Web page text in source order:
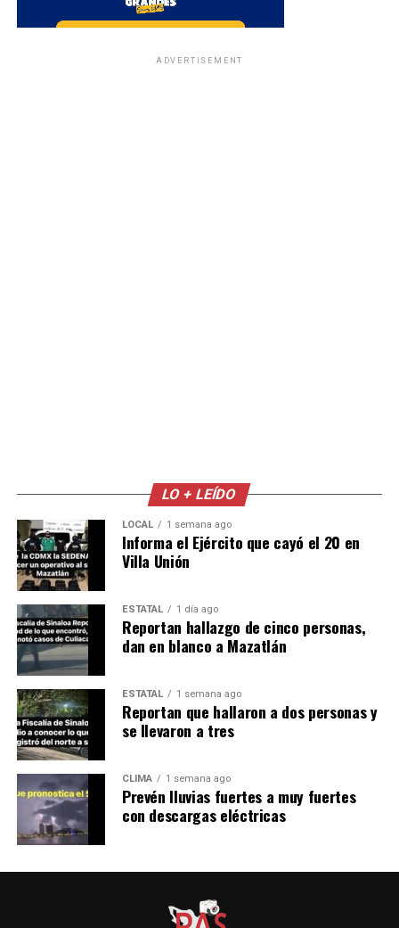
ADVERTISEMENT
LO + LEÍDO
LOCAL 1 semana ago
Informa el Ejército que cayó el 20 en
Villa Unión
ESTATAL 1 día ago
Reportan hallazgo de cinco personas,
dan en blanco a Mazatlán
ESTATAL 1 semana ago
Reportan que hallaron a dos personas y
se llevaron a tres
CLIMA 1 semana ago
Prevén lluvias fuertes a muy fuertes
con descargas eléctricas